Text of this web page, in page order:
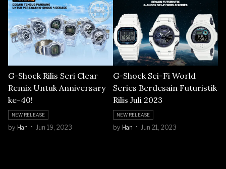
G-Shock Rilis Seri Clear
Remix Untuk Anniversary
ke-40!
NEW RELEASE
by Han Jun 19, 2023
G-Shock Sci-Fi World
Series Berdesain Futuristik
Rilis Juli 2023
NEW RELEASE
by Han Jun 21, 2023